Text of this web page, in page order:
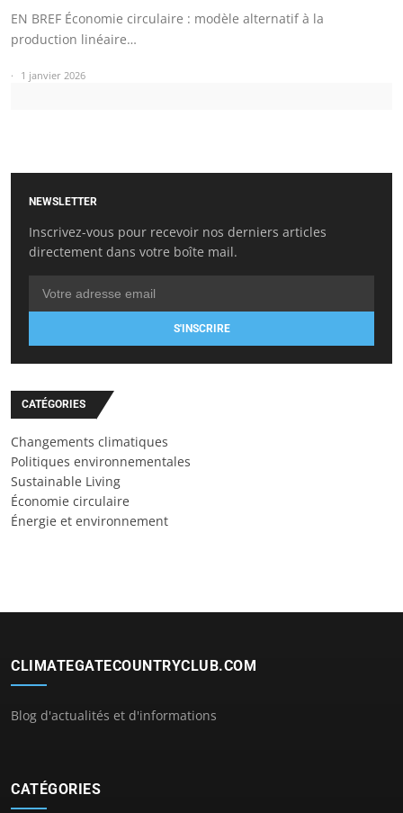
EN BREF Économie circulaire : modèle alternatif à la
production linéaire…
1 janvier 2026
NEWSLETTER
Inscrivez-vous pour recevoir nos derniers articles
directement dans votre boîte mail.
S'INSCRIRE
CATÉGORIES
Changements climatiques
Politiques environnementales
Sustainable Living
Économie circulaire
Énergie et environnement
CLIMATEGATECOUNTRYCLUB.COM
Blog d'actualités et d'informations
CATÉGORIES